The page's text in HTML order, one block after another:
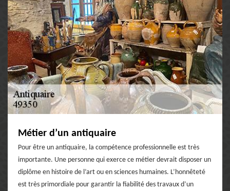
Métier d’un antiquaire
Pour être un antiquaire, la compétence professionnelle est très
importante. Une personne qui exerce ce métier devrait disposer un
diplôme en histoire de l’art ou en sciences humaines. L’honnêteté
est très primordiale pour garantir la fiabilité des travaux d’un